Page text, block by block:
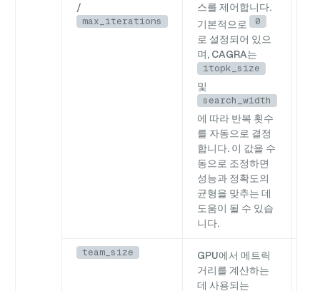
/
max_iterations
스를 제어합니다.
기본적으로
0
로 설정되어 있으
며, CAGRA는
itopk_size
및
search_width
에 따라 반복 횟수
를 자동으로 결정
합니다. 이 값을 수
동으로 조정하면
성능과 정확도의
균형을 맞추는 데
도움이 될 수 있습
니다.
team_size
GPU에서 메트릭
거리를 계산하는
데 사용되는